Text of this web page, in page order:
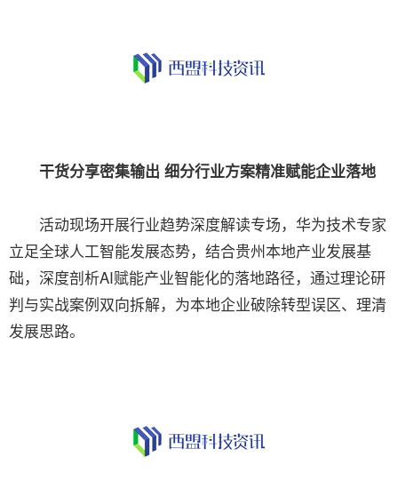
干货分享密集输出 细分行业方案精准赋能企业落地
活动现场开展行业趋势深度解读专场，华为技术专家
立足全球人工智能发展态势，结合贵州本地产业发展基
础，深度剖析AI赋能产业智能化的落地路径，通过理论研
判与实战案例双向拆解，为本地企业破除转型误区、理清
发展思路。